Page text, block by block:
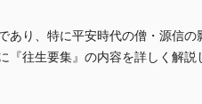
あり、特に平安時代の僧・源信の
『往生要集』の内容を詳しく解説